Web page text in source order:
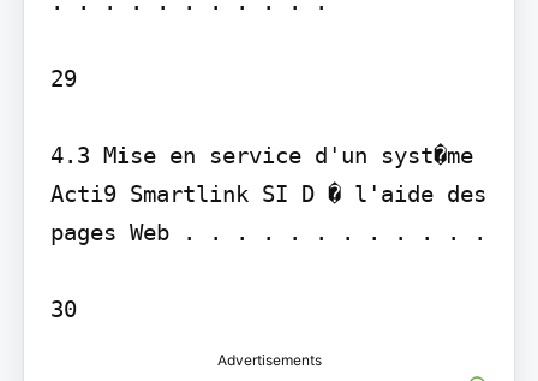
29
4.3 Mise en service d'un syst�me
Acti9 Smartlink SI D � l'aide des
pages Web . . . . . . . . . . . .
30
Advertisements